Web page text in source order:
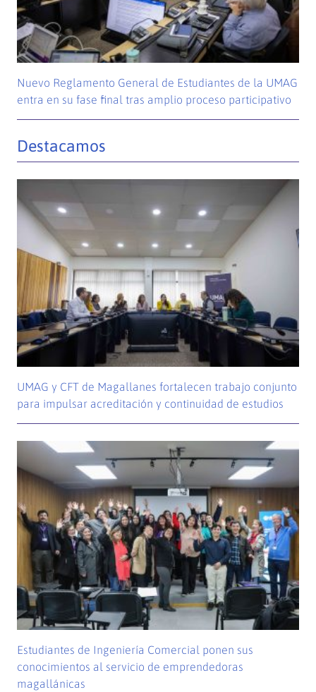
Nuevo Reglamento General de Estudiantes de la UMAG
entra en su fase final tras amplio proceso participativo
Destacamos
UMAG y CFT de Magallanes fortalecen trabajo conjunto
para impulsar acreditación y continuidad de estudios
Estudiantes de Ingeniería Comercial ponen sus
conocimientos al servicio de emprendedoras
magallánicas